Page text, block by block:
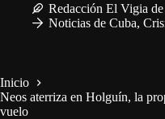
Redacción El Vigia de
Noticias de Cuba,
Inicio
Neos aterriza en Holguín, la
vuelo